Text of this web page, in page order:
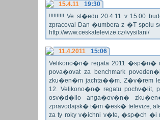
15.4.11
19:30
!!!!!!!!!! Ve st�edu 20.4.11 v 15:00
zpracoval Dan �umbera z �T spolu
http://www.ceskatelevize.cz/ivysilani/
11.4.2011
15:06
Velikono�n� regata 2011 �sp�n�
pova�ovat za benchmark
zku�en�m jachta��m. Z�v�rem
12. Velikono�n� regatu
osv�d�ilo anga�ov�n�
zpravodajsk� t�m �esk� televize,
za ty roky v�ichni v�te, �sp�ch